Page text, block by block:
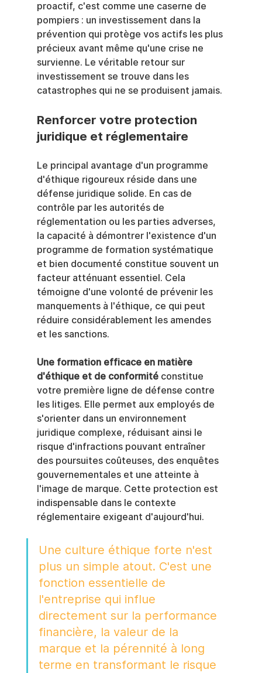
proactif, c'est comme une caserne de
pompiers : un investissement dans la
prévention qui protège vos actifs les plus
précieux avant même qu'une crise ne
survienne. Le véritable retour sur
investissement se trouve dans les
catastrophes qui ne se produisent jamais.
Renforcer votre protection
juridique et réglementaire
Le principal avantage d'un programme
d'éthique rigoureux réside dans une
défense juridique solide. En cas de
contrôle par les autorités de
réglementation ou les parties adverses,
la capacité à démontrer l'existence d'un
programme de formation systématique
et bien documenté constitue souvent un
facteur atténuant essentiel. Cela
témoigne d'une volonté de prévenir les
manquements à l'éthique, ce qui peut
réduire considérablement les amendes
et les sanctions.
Une formation efficace en matière
d'éthique et de conformité constitue
votre première ligne de défense contre
les litiges. Elle permet aux employés de
s'orienter dans un environnement
juridique complexe, réduisant ainsi le
risque d'infractions pouvant entraîner
des poursuites coûteuses, des enquêtes
gouvernementales et une atteinte à
l'image de marque. Cette protection est
indispensable dans le contexte
réglementaire exigeant d'aujourd'hui.
Une culture éthique forte n'est
plus un simple atout. C'est une
fonction essentielle de
l'entreprise qui influe
directement sur la performance
financière, la valeur de la
marque et la pérennité à long
terme en transformant le risque